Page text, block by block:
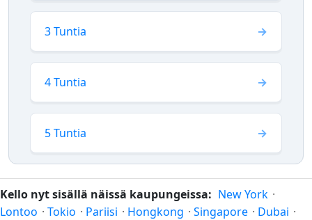
3 Tuntia
4 Tuntia
5 Tuntia
Kello nyt sisällä näissä kaupungeissa: New York ·
Lontoo · Tokio · Pariisi · Hongkong · Singapore · Dubai ·